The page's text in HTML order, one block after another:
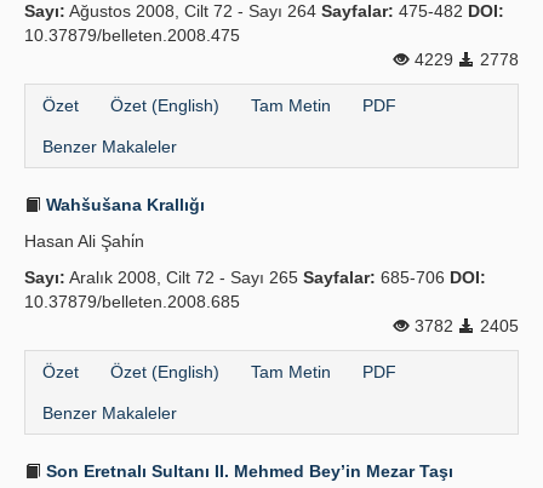
Sayı: Ağustos 2008, Cilt 72 - Sayı 264 Sayfalar: 475-482 DOI:
10.37879/belleten.2008.475
4229
2778
Özet Özet (English) Tam Metin PDF
Benzer Makaleler
Wahšušana Krallığı
Hasan Ali Şahi̇n
Sayı: Aralık 2008, Cilt 72 - Sayı 265 Sayfalar: 685-706 DOI:
10.37879/belleten.2008.685
3782
2405
Özet Özet (English) Tam Metin PDF
Benzer Makaleler
Son Eretnalı Sultanı II. Mehmed Bey’in Mezar Taşı